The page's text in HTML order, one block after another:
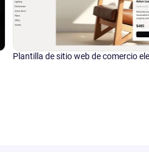
Plantilla de sitio web de comercio